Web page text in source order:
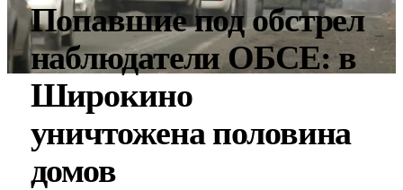
Попавшие под обстрел
наблюдатели ОБСЕ: в
Широкино
уничтожена половина
домов